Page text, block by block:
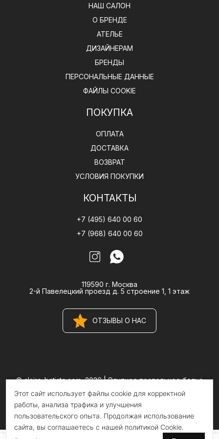
НАШ САЛОН
О БРЕНДЕ
АТЕЛЬЕ
ДИЗАЙНЕРАМ
БРЕНДЫ
ПЕРСОНАЛЬНЫЕ ДАННЫЕ
ФАЙЛЫ COOKIE
ПОКУПКА
ОПЛАТА
ДОСТАВКА
ВОЗВРАТ
УСЛОВИЯ ПОКУПКИ
КОНТАКТЫ
+7 (495) 640 00 60
+7 (968) 640 00 60
119590 г. Москва
2-й Павелецкий проезд д. 5 строение 1, 1 этаж
ОТЗЫВЫ О НАС
© claire-batiste.com, 2026 |Элитное постельное белье
Информация на сайте носит информационный характер и не
является публичной офертой
Этот сайт использует файлы cookie для корректной
работы, анализа трафика и улучшения
пользовательского опыта. Продолжая использование
сайта, вы соглашаетесь с нашей политикой Cookie.